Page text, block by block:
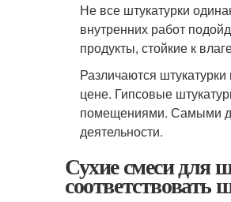
Не все штукатурки
внутренних работ
продукты, стойкие к
Различаются
цене. Гипсовые
помещениями. Самыми
деятельности.
Сухие смеси для